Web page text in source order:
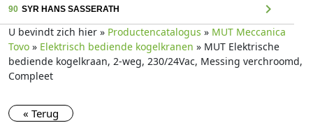
90 SYR HANS SASSERATH chevron_right
U bevindt zich hier » Productencatalogus » MUT Meccanica
Tovo » Elektrisch bediende kogelkranen » MUT Elektrische
bediende kogelkraan, 2-weg, 230/24Vac, Messing verchroomd,
Compleet
« Terug